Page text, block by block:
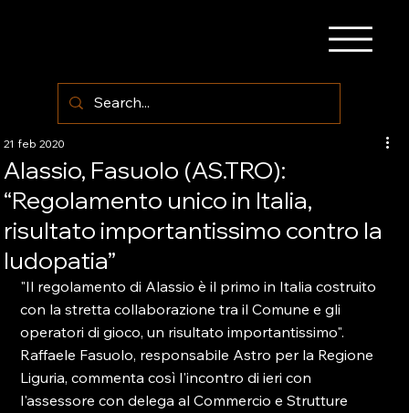
Alassio, Fasuolo (AS.TRO):
“Regolamento unico in Italia,
risultato importantissimo contro la
ludopatia”
21 feb 2020
"Il regolamento di Alassio è il primo in Italia costruito
con la stretta collaborazione tra il Comune e gli
operatori di gioco, un risultato importantissimo".
Raffaele Fasuolo, responsabile Astro per la Regione
Liguria, commenta così l'incontro di ieri con
l'assessore con delega al Commercio e Strutture